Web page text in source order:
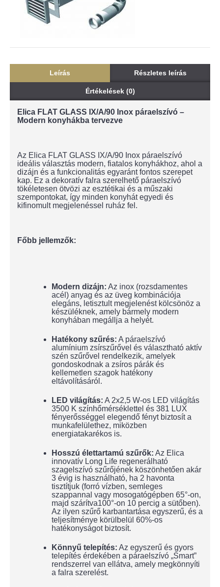
Leírás Részletes leírás
Értékelések (0)
Elica FLAT GLASS IX/A/90 Inox páraelszívó –
Modern konyhákba tervezve
Az Elica FLAT GLASS IX/A/90 Inox páraelszívó
ideális választás modern, fiatalos konyhákhoz, ahol a
dizájn és a funkcionalitás egyaránt fontos szerepet
kap. Ez a dekoratív falra szerelhető páraelszívó
tökéletesen ötvözi az esztétikai és a műszaki
szempontokat, így minden konyhát egyedi és
kifinomult megjelenéssel ruház fel.
Főbb jellemzők:
Modern dizájn: Az inox (rozsdamentes
acél) anyag és az üveg kombinációja
elegáns, letisztult megjelenést kölcsönöz a
készüléknek, amely bármely modern
konyhában megállja a helyét.
Hatékony szűrés: A páraelszívó
alumínium zsírszűrővel és választható aktív
szén szűrővel rendelkezik, amelyek
gondoskodnak a zsíros párák és
kellemetlen szagok hatékony
eltávolításáról.
LED világítás: A 2x2,5 W-os LED világítás
3500 K színhőmérséklettel és 381 LUX
fényerősséggel elegendő fényt biztosít a
munkafelülethez, miközben
energiatakarékos is.
Hosszú élettartamú szűrők: Az Elica
innovatív Long Life regenerálható
szagelszívó szűrőjének köszönhetően akár
3 évig is használható, ha 2 havonta
tisztítjuk (forró vízben, semleges
szappannal vagy mosogatógépben 65°-on,
majd szárítva100°-on 10 percig a sütőben).
Az ilyen szűrő karbantartása egyszerű, és a
teljesítménye körülbelül 60%-os
hatékonyságot biztosít.
Könnyű telepítés: Az egyszerű és gyors
telepítés érdekében a páraelszívó „Smart”
rendszerrel van ellátva, amely megkönnyíti
a falra szerelést.